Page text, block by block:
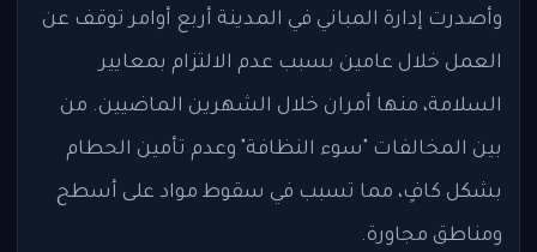
وأصدرت إدارة المباني في المدينة أربع أوامر توقف عن
العمل خلال عامين بسبب عدم الالتزام بمعايير
السلامة، منها أمران خلال الشهرين الماضيين. من
بين المخالفات "سوء النظافة" وعدم تأمين الحطام
بشكل كافٍ، مما تسبب في سقوط مواد على أسطح
ومناطق مجاورة.